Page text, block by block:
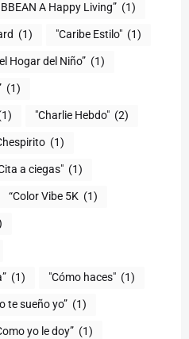
A Happy Living” (1)
(1) "Caribe Estilo" (1)
Hogar del Niño” (1)
(1)
"Charlie Hebdo" (2)
(1)
a ciegas" (1)
“Color Vibe 5K (1)
(1) "Cómo haces" (1)
te sueño yo” (1)
yo le doy” (1)